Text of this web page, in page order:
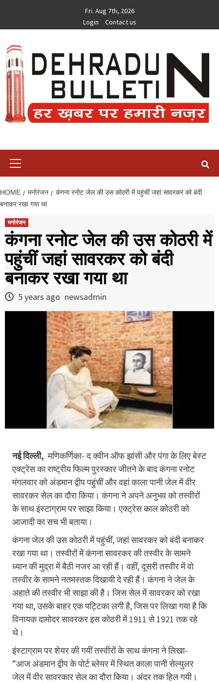
content
Fri. Aug 7th, 2026
Login
Contact us
HOME मनोरंजन
कंगना रनोट जेल की उस कोठरी में पहुंचीं जहां सावरकर को बंदी
बनाकर रखा गया था
मनोरंजन
कंगना रनोट जेल की उस कोठरी में
पहुंचीं जहां सावरकर को बंदी
बनाकर रखा गया था
5 years ago newsadmin
नई दिल्ली,मणिकर्णिका- द क्वीन ऑफ झांसी और पंगा के लिए बेस्ट
एक्ट्रेस का राष्ट्रीय फिल्म पुरस्कार जीतने के बाद कंगना रनोट
मंगलवार को अंडमान द्वीप पहुंचीं और वहां काला पानी जेल में वीर
सावरकर सेल का दौरा किया। कंगना ने अपने अनुभव को तस्वीरों
के साथ इंस्टाग्राम पर साझा किया। एक्ट्रेस काल कोठरी को
आजादी का सच भी बताया।
कंगना जेल की उस कोठरी में पहुंचीं, जहां सावरकर को बंदी बनाकर
रखा गया था। तस्वीरों में कंगना सावरकर की तस्वीर के सामने
ध्यान की मुद्रा में बैठी नजर आ रही हैं। वहीं, दूसरी तस्वीर में वो
तस्वीर के सामने नतमस्तक दिखायी दे रही हैं। कंगना ने जेल के
अहाते की तस्वीर भी साझा की है। जिस सेल में सावरकर को रखा
गया था, उसके बाहर एक पट्टिका लगी है, जिस पर लिखा गया है कि
विनायक दामोदर सावरकर इस कोठरी में 1911 से 1921 तक रहे
थे।
इंस्टाग्राम पर शेयर की गयीं तस्वीरों के साथ कंगना ने लिखा-
”आज अंडमान द्वीप के पोर्ट ब्लेयर में स्थित काला पानी सेल्युलर
जेल में वीर सावरकार सेल का दौरा किया। अंदर तक हिल गयी।